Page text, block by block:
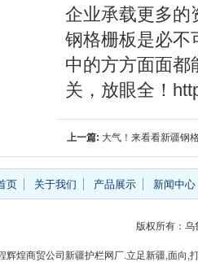
企业承载更多的
钢格栅板是必不
中的方方面面都
关，放眼全！
上一篇: 大气！来看看新疆钢
页 关于我们 产品展示 新闻中心
版权所有：乌
辉煌商贸公司新疆护栏网厂.立足新疆,面向,